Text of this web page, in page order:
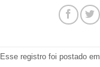
Esse registro foi postado em